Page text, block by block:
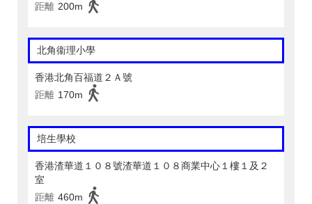
距離 200m
北角衞理小學
香港北角百福道２Ａ號
距離 170m
培生學校
香港渣華道１０８號渣華道１０８商業中心１樓１及２
室
距離 460m